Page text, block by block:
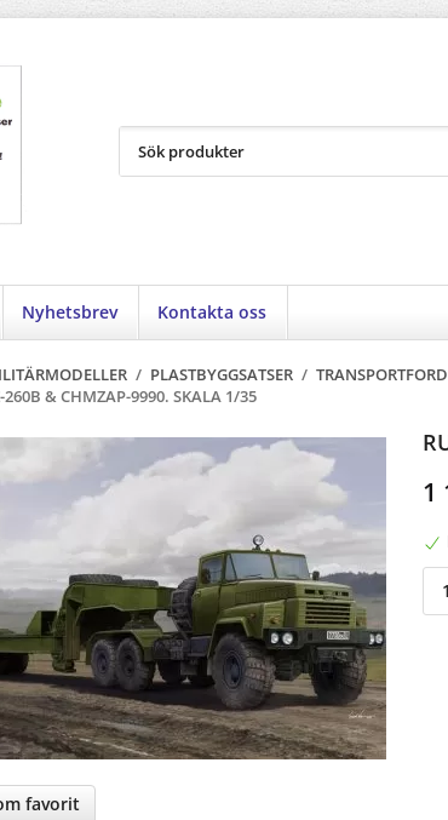
Nyhetsbrev Kontakta oss
/ PLASTBYGGSATSER /
260B & CHMZAP-9990. SKALA 1/35
1
favorit